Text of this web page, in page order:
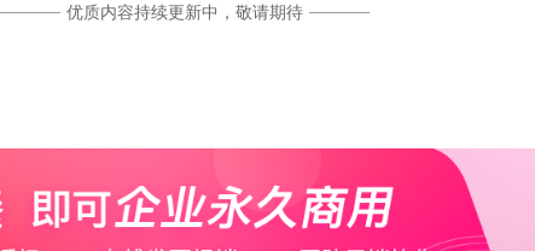
优质内容持续更新中，敬请期待